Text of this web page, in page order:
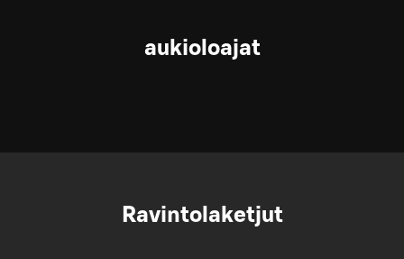
aukioloajat
Ravintolaketjut